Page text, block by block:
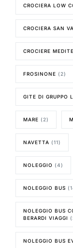
CROCIERA LOW
CROCIERA SAN
CROCIERE
FROSINONE (2)
GITE DI GRUPPO
MARE (2)
NAVETTA (11)
NOLEGGIO (4)
NOLEGGIO BUS
NOLEGGIO BUS
BERARDI VIAGGI
NOLEGGIO BUS